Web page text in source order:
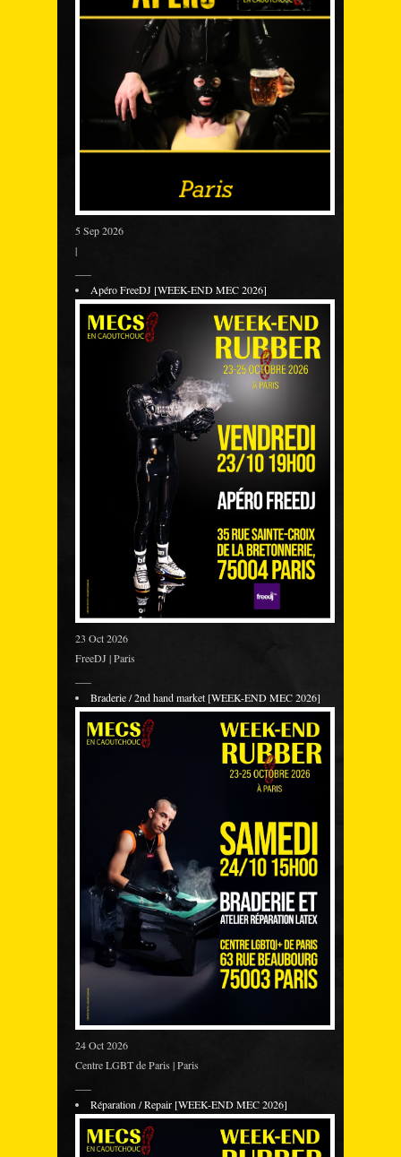
5 Sep 2026
|
Apéro FreeDJ [WEEK-END MEC 2026]
23 Oct 2026
FreeDJ | Paris
Braderie / 2nd hand market [WEEK-END MEC 2026]
24 Oct 2026
Centre LGBT de Paris | Paris
Réparation / Repair [WEEK-END MEC 2026]